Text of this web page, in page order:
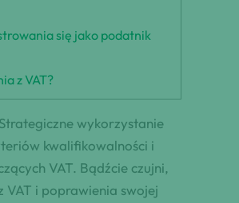
się jako podatnik
z VAT?
wykorzystanie
kwalifikowalności i
VAT. Bądźcie czujni,
i poprawienia swojej